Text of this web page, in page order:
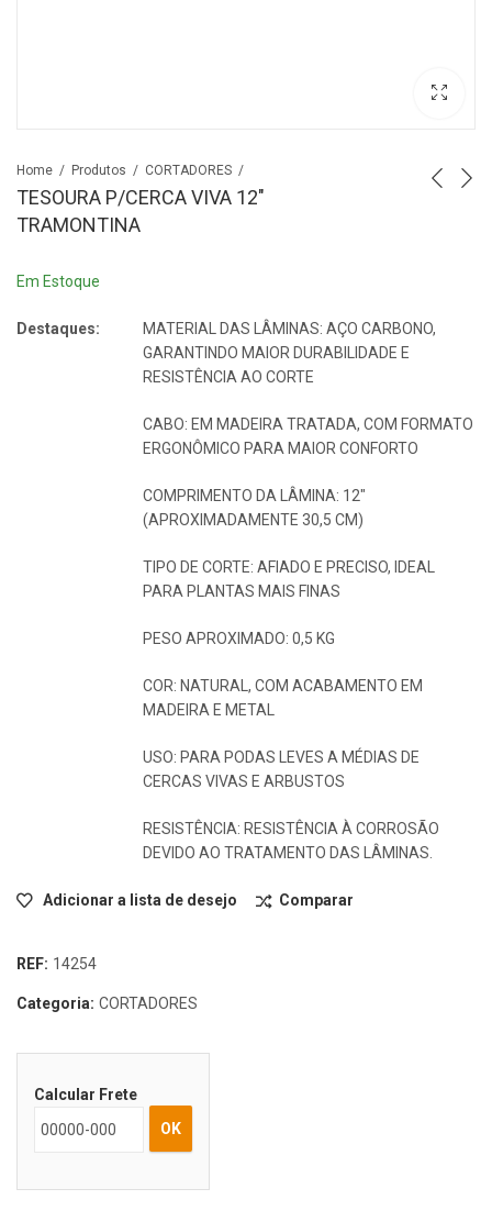
Home Produtos CORTADORES
TESOURA P/CERCA VIVA 12″
TRAMONTINA
Em Estoque
Destaques:
MATERIAL DAS LÂMINAS: AÇO CARBONO,
GARANTINDO MAIOR DURABILIDADE E
RESISTÊNCIA AO CORTE
CABO: EM MADEIRA TRATADA, COM FORMATO
ERGONÔMICO PARA MAIOR CONFORTO
COMPRIMENTO DA LÂMINA: 12″
(APROXIMADAMENTE 30,5 CM)
TIPO DE CORTE: AFIADO E PRECISO, IDEAL
PARA PLANTAS MAIS FINAS
PESO APROXIMADO: 0,5 KG
COR: NATURAL, COM ACABAMENTO EM
MADEIRA E METAL
USO: PARA PODAS LEVES A MÉDIAS DE
CERCAS VIVAS E ARBUSTOS
RESISTÊNCIA: RESISTÊNCIA À CORROSÃO
DEVIDO AO TRATAMENTO DAS LÂMINAS.
Adicionar a lista de desejo Comparar
REF: 14254
Categoria: CORTADORES
Calcular Frete
OK